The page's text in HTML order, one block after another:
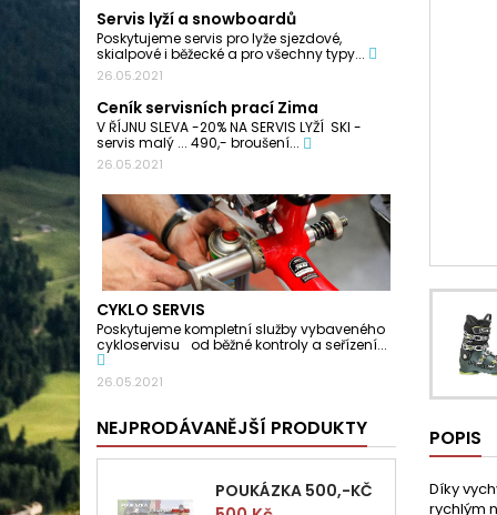
Servis lyží a snowboardů
Poskytujeme servis pro lyže sjezdové,
skialpové i běžecké a pro všechny typy...
26.05.2021
Ceník servisních prací Zima
V ŘÍJNU SLEVA -20% NA SERVIS LYŽÍ SKI -
servis malý ... 490,- broušení...
26.05.2021
CYKLO SERVIS
Poskytujeme kompletní služby vybaveného
cykloservisu od běžné kontroly a seřízení...
26.05.2021
NEJPRODÁVANĚJŠÍ PRODUKTY
POUKÁZKA 500,-KČ
POPIS
Díky
rychlým